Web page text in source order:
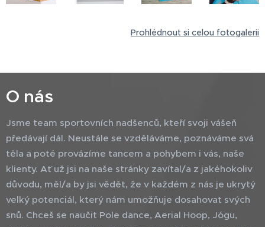
Prohlédnout si celou fotogalerii
O nás
Jsme team sportovních nadšenců, kteří svoji vášeň
předávají dál. Neustále se vzděláváme, poznáváme svá
těla a poté provázíme tancem a pohybem i vás, naše
klienty. Ať už jsi na naše stránky zavítal/a z jakéhokoliv
důvodu, měl/a by jsi vědět, že v každém z nás je ukrytý
velký potenciál, který nám umožňuje dosahovat svých
snů. Chceš se naučit Pole dance, Aerial Hoop, Jógu,